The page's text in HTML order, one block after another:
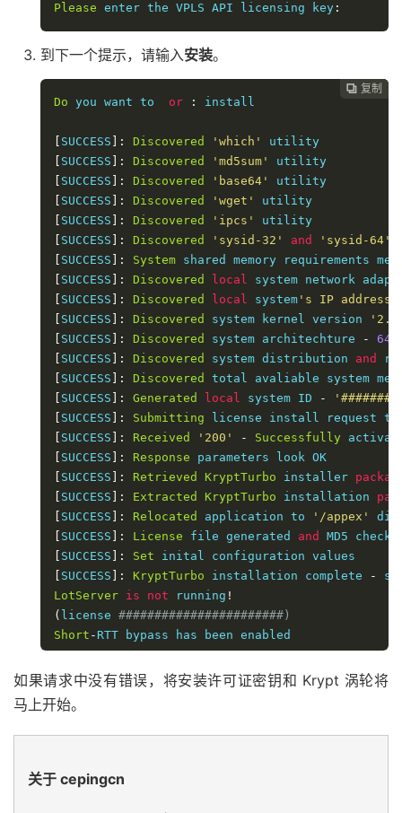
Please enter the VPLS API licensing key :
到下一个提示，请输入安装。
 复制
 复制
 复制
Do you want to or : install
SUCCESS ]: Discovered 'which'
SUCCESS ]: Discovered 'md5sum'
SUCCESS ]: Discovered 'base64'
SUCCESS ]: Discovered 'wget'
SUCCESS ]: Discovered 'ipcs'
SUCCESS ]: Discovered 'sysid-32' and
'sysid-64'
SUCCESS ]: System
SUCCESS ]: Discovered local system network
SUCCESS ]: Discovered local system 's IP address
SUCCESS ]: Discovered system kernel version
SUCCESS ]: Discovered system architechture - 64
SUCCESS ]: Discovered system distribution and
SUCCESS ]: Discovered
total avaliable system
SUCCESS ]: Generated local system ID -
SUCCESS ]:
Submitting
SUCCESS ]: Received '200' - Successfully
SUCCESS ]: Response
SUCCESS ]: Retrieved KryptTurbo installer
SUCCESS ]: Extracted KryptTurbo installation
SUCCESS ]: Relocated application to
'/appex'
SUCCESS ]: License file generated and
SUCCESS ]: Set
SUCCESS ]: KryptTurbo installation complete
-
LotServer is not running !
( license #######################)
Short - RTT bypass has been enabled
如果请求中没有错误，将安装许可证密钥和 Krypt 涡轮将
马上开始。
关于 cepingcn